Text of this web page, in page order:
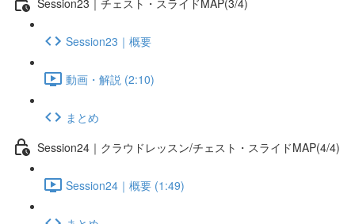
Session23｜概要
動画・解説 (2:10)
まとめ
Session24｜クラウドレッスン/チェスト・スライドMAP(4/4)
Session24｜概要 (1:49)